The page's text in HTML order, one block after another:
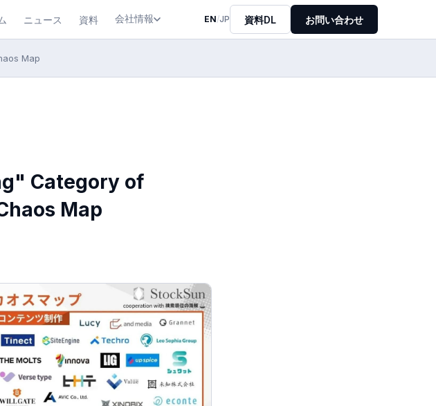
ニュース 資料 会社情報 EN/JP 資料DL お問い合わせ
Map
Category of
Map